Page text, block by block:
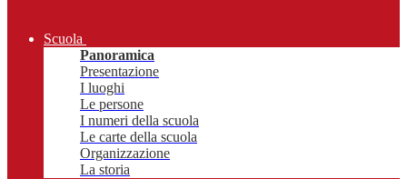
Scuola
Panoramica
Presentazione
I luoghi
Le persone
I numeri della scuola
Le carte della scuola
Organizzazione
La storia